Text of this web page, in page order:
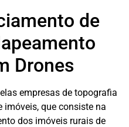
de
Drones
empresas de topografia
imóveis, que consiste na
dos imóveis rurais de